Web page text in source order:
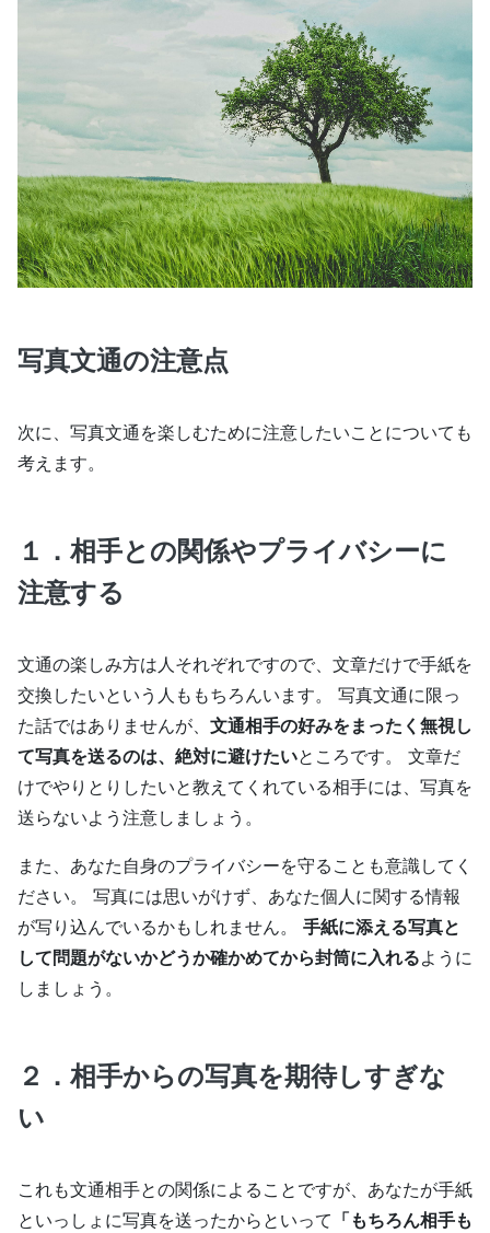
写真文通の注意点
次に、写真文通を楽しむために注意したいことについても
考えます。
１．相手との関係やプライバシーに
注意する
文通の楽しみ方は人それぞれですので、文章だけで手紙を
交換したいという人ももちろんいます。 写真文通に限っ
た話ではありませんが、 文通相手の好みをまったく無視し
て写真を送るのは、絶対に避けたいところです。 文章だ
けでやりとりしたいと教えてくれている相手には、写真を
送らないよう注意しましょう。
また、あなた自身のプライバシーを守ることも意識してく
ださい。 写真には思いがけず、あなた個人に関する情報
が写り込んでいるかもしれません。 手紙に添える写真と
して問題がないかどうか確かめてから封筒に入れるように
しましょう。
２．相手からの写真を期待しすぎな
い
これも文通相手との関係によることですが、あなたが手紙
といっしょに写真を送ったからといって 「もちろん相手も